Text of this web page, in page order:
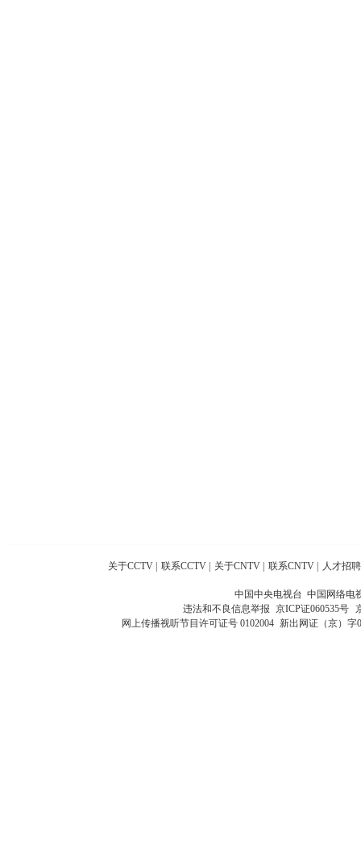
关于CCTV 联系CCTV 关于CNTV 联系CNTV 人才招聘
中国中央电视台 中国网络电
违法和不良信息举报 京ICP证060535号
网上传播视听节目许可证号 0102004 新出网证（京）